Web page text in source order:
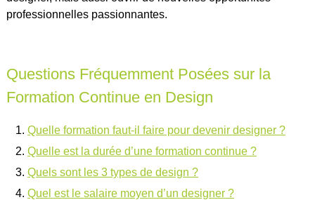
professionnelles passionnantes.
Questions Fréquemment Posées sur la
Formation Continue en Design
Quelle formation faut-il faire pour devenir designer ?
Quelle est la durée d’une formation continue ?
Quels sont les 3 types de design ?
Quel est le salaire moyen d’un designer ?